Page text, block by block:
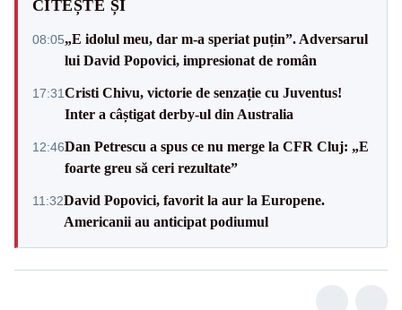
CITEȘTE ȘI
08:05„E idolul meu, dar m-a speriat puțin”. Adversarul
lui David Popovici, impresionat de român
17:31Cristi Chivu, victorie de senzație cu Juventus!
Inter a câștigat derby-ul din Australia
12:46Dan Petrescu a spus ce nu merge la CFR Cluj: „E
foarte greu să ceri rezultate”
11:32David Popovici, favorit la aur la Europene.
Americanii au anticipat podiumul